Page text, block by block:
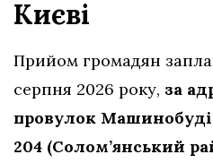
Києві
Прийом громадян
серпня 2026 року, за
провулок
204 (Солом’янський